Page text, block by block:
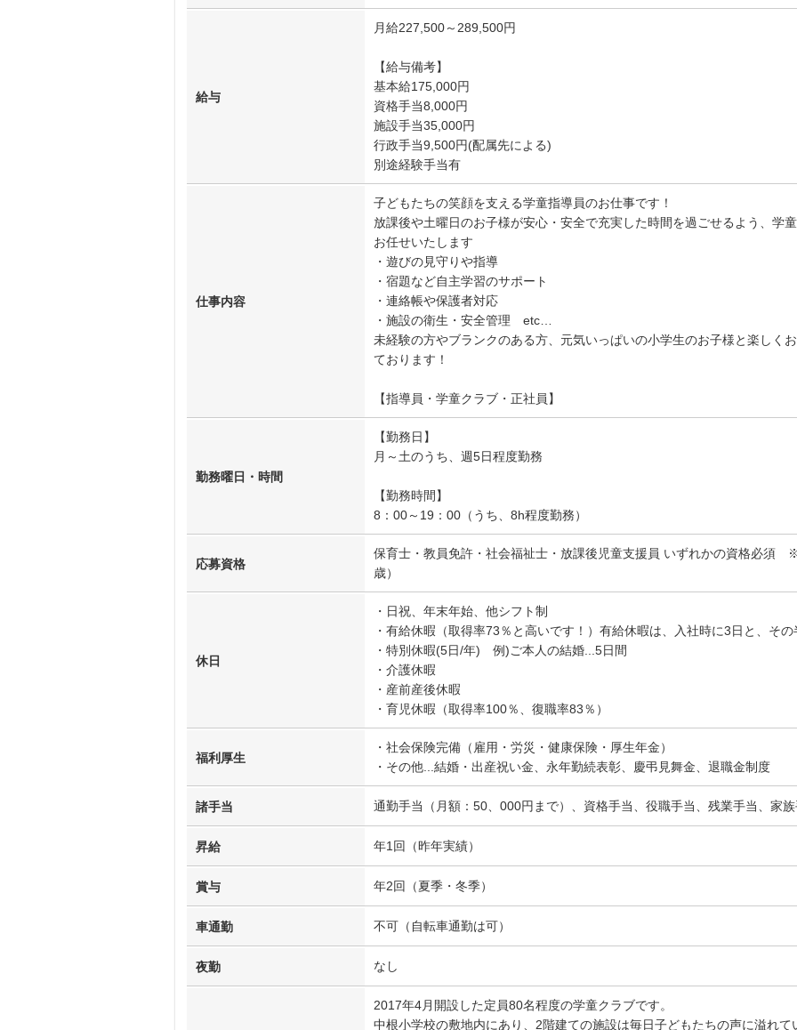
給与
月給227,500～289,500円
【給与備考】
基本給175,000円
資格手当8,000円
施設手当35,000円
行政手当9,500円(配属先による)
別途経験手当有
仕事内容
子どもたちの笑顔を支える学童指導員のお仕事です！
放課後や土曜日のお子様が安心・安全で充実した時間を過ごせるよう、学
お任せいたします
・遊びの見守りや指導
・宿題など自主学習のサポート
・連絡帳や保護者対応
・施設の衛生・安全管理 etc…
未経験の方やブランクのある方、元気いっぱいの小学生のお子様と楽しく
ております！
【指導員・学童クラブ・正社員】
勤務曜日・時間
【勤務日】
月～土のうち、週5日程度勤務
【勤務時間】
8：00～19：00（うち、8h程度勤務）
応募資格
保育士・教員免許・社会福祉士・放課後児童支援員 いずれかの資格必須
歳）
休日
・日祝、年末年始、他シフト制
・有給休暇（取得率73％と高いです！）有給休暇は、入社時に3日と、そ
・特別休暇(5日/年) 例)ご本人の結婚...5日間
・介護休暇
・産前産後休暇
・育児休暇（取得率100％、復職率83％）
福利厚生
・社会保険完備（雇用・労災・健康保険・厚生年金）
・その他...結婚・出産祝い金、永年勤続表彰、慶弔見舞金、退職金制度
諸手当 通勤手当（月額：50、000円まで）、資格手当、役職手当、残業手当、家
昇給 年1回（昨年実績）
賞与 年2回（夏季・冬季）
車通勤 不可（自転車通勤は可）
夜勤 なし
2017年4月開設した定員80名程度の学童クラブです。
中根小学校の敷地内にあり、2階建ての施設は毎日子どもたちの声に溢れて